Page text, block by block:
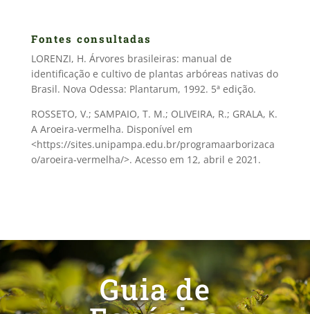
Fontes consultadas
LORENZI, H. Árvores brasileiras: manual de
identificação e cultivo de plantas arbóreas nativas do
Brasil. Nova Odessa: Plantarum, 1992. 5ª edição.
​ROSSETO, V.; SAMPAIO, T. M.; OLIVEIRA, R.; GRALA, K.
A Aroeira-vermelha. Disponível em
<https://sites.unipampa.edu.br/programaarborizaca
o/aroeira-vermelha/>. Acesso em 12, abril e 2021.
Guia de